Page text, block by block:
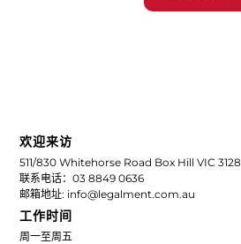
欢迎来访
511/830 Whitehorse Road Box Hill VIC 3128
联系电话：03 8849 0636
邮箱地址: info@legalment.com.au
工作时间
周一至周五